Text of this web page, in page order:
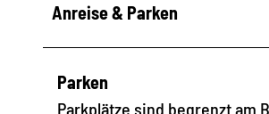
Anreise & Parken
Parken
Parkplätze sind begrenzt am